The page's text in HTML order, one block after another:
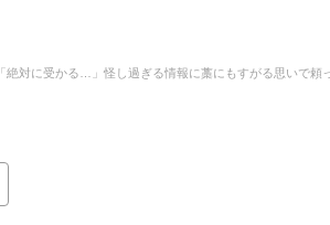
「絶対に受かる…」怪し過ぎる情報に藁にもすがる思いで頼